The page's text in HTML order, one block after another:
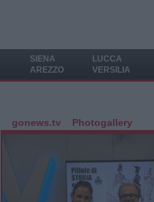
SIENA
AREZZO
LUCCA
VERSILIA
gonews.tv Photogallery